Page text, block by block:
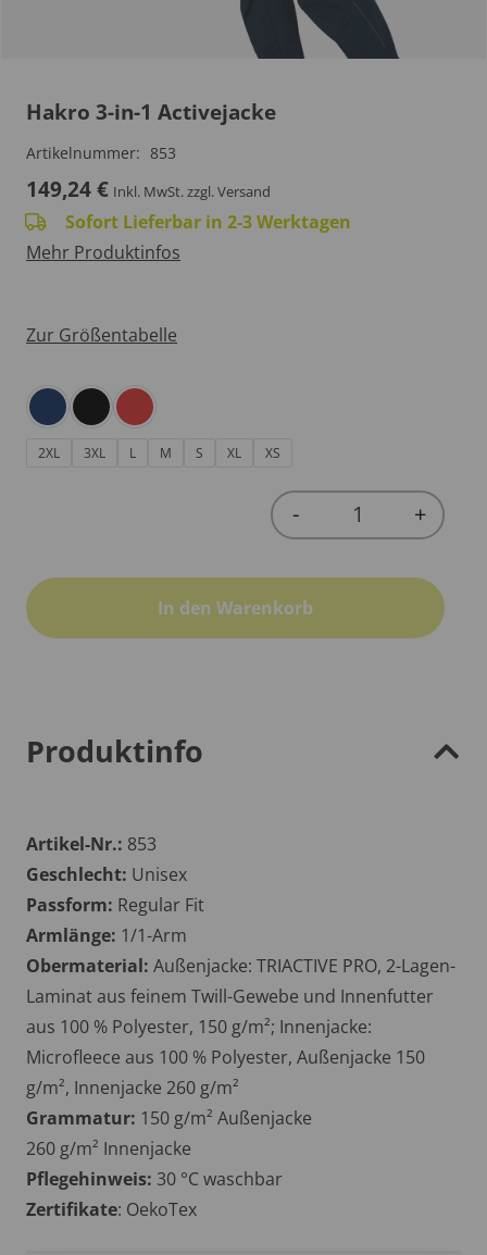
Hakro 3-in-1 Activejacke
Artikelnummer: 853
149,24€ Inkl. MwSt.zzgl. Versand
Sofort Lieferbar in 2-3 Werktagen
Mehr Produktinfos
Zur Größentabelle
2XL 3XL L M S XL XS
Quantity
- +
In den Warenkorb
Produktinfo
Artikel-Nr.: 853
Geschlecht: Unisex
Passform: Regular Fit
Armlänge: 1/1-Arm
Obermaterial: Außenjacke: TRIACTIVE PRO, 2-Lagen-
Laminat aus feinem Twill-Gewebe und Innenfutter
aus 100 % Polyester, 150 g/m²; Innenjacke:
Microfleece aus 100 % Polyester, Außenjacke 150
g/m², Innenjacke 260 g/m²
Grammatur: 150 g/m² Außenjacke
260 g/m² Innenjacke
Pflegehinweis: 30 °C waschbar
Zertifikate: OekoTex